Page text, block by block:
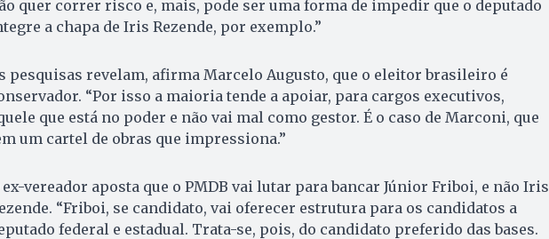
quer correr risco e, mais, pode ser uma forma de impedir que o deputado
a chapa de Iris Rezende, por exemplo.”
pesquisas revelam, afirma Marcelo Augusto, que o eleitor brasileiro é
“Por isso a maioria tende a apoiar, para cargos executivos,
que está no poder e não vai mal como gestor. É o caso de Marconi, que
um cartel de obras que impressiona.”
ex-vereador aposta que o PMDB vai lutar para bancar Júnior Friboi, e não Iris
“Friboi, se candidato, vai oferecer estrutura para os candidatos a
federal e estadual. Trata-se, pois, do candidato preferido das bases.